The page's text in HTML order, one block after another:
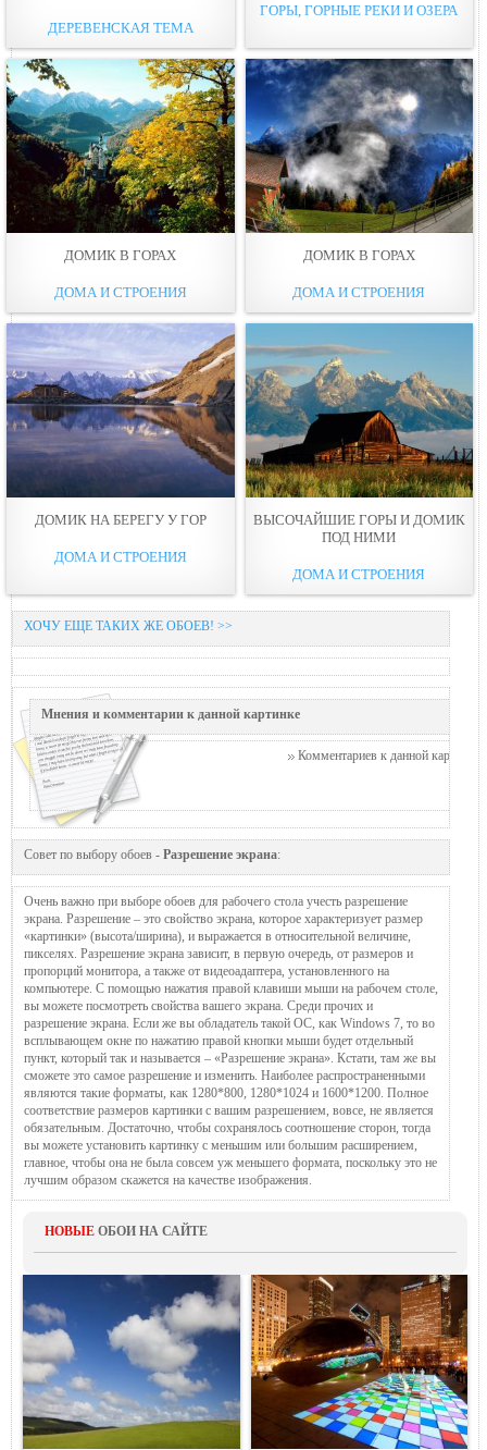
ДЕРЕВЕНСКАЯ ТЕМА
ГОРЫ, ГОРНЫЕ РЕКИ И ОЗЕРА
ДОМИК В ГОРАХ
ДОМА И СТРОЕНИЯ
ДОМИК В ГОРАХ
ДОМА И СТРОЕНИЯ
ДОМИК НА БЕРЕГУ У ГОР
ДОМА И СТРОЕНИЯ
ВЫСОЧАЙШИЕ ГОРЫ И ДОМИК
ПОД НИМИ
ДОМА И СТРОЕНИЯ
ХОЧУ ЕЩЕ ТАКИХ ЖЕ ОБОЕВ! >>
Мнения и комментарии к данной картинке
Комментариев к данной картинке
Совет по выбору обоев - Разрешение экрана:
Очень важно при выборе обоев для рабочего стола учесть разрешение
экрана. Разрешение – это свойство экрана, которое характеризует размер
«картинки» (высота/ширина), и выражается в относительной величине,
пикселях. Разрешение экрана зависит, в первую очередь, от размеров и
пропорций монитора, а также от видеоадаптера, установленного на
компьютере. С помощью нажатия правой клавиши мыши на рабочем столе,
вы можете посмотреть свойства вашего экрана. Среди прочих и
разрешение экрана. Если же вы обладатель такой ОС, как Windows 7, то во
всплывающем окне по нажатию правой кнопки мыши будет отдельный
пункт, который так и называется – «Разрешение экрана». Кстати, там же вы
сможете это самое разрешение и изменить. Наиболее распространенными
являются такие форматы, как 1280*800, 1280*1024 и 1600*1200. Полное
соответствие размеров картинки с вашим разрешением, вовсе, не является
обязательным. Достаточно, чтобы сохранялось соотношение сторон, тогда
вы можете установить картинку с меньшим или большим расширением,
главное, чтобы она не была совсем уж меньшего формата, поскольку это не
лучшим образом скажется на качестве изображения.
НОВЫЕ ОБОИ НА САЙТЕ